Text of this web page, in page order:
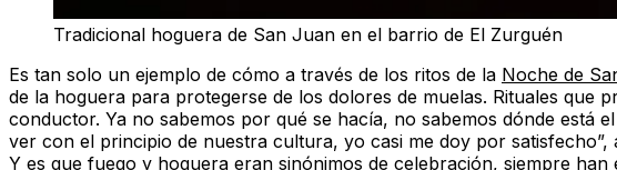
Tradicional hoguera de San Juan en el barrio de El Zurguén
Es tan solo un ejemplo de cómo a través de los ritos de la Noche de
de la hoguera para protegerse de los dolores de muelas. Rituales que
conductor. Ya no sabemos por qué se hacía, no sabemos dónde
ver con el principio de nuestra cultura, yo casi me doy por satisfecho”,
Y es que fuego y hoguera eran sinónimos de celebración, siempre